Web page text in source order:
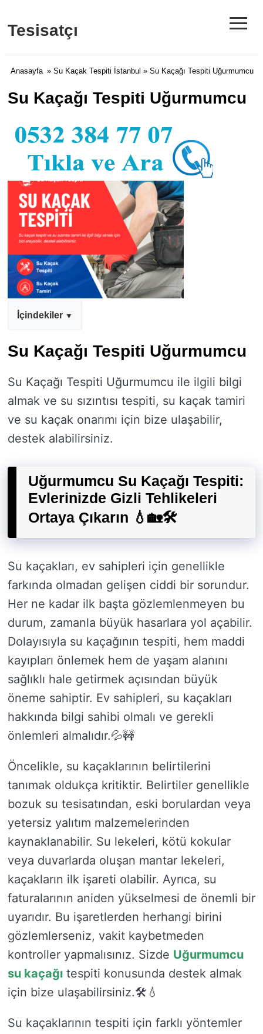
Tesisatçı ≡
Anasayfa » Su Kaçak Tespiti İstanbul » Su Kaçağı Tespiti Uğurmumcu
Su Kaçağı Tespiti Uğurmumcu
İçindekiler
Su Kaçağı Tespiti Uğurmumcu
Su Kaçağı Tespiti Uğurmumcu ile ilgili bilgi
almak ve su sızıntısı tespiti, su kaçak tamiri
ve su kaçak onarımı için bize ulaşabilir,
destek alabilirsiniz.
Uğurmumcu Su Kaçağı Tespiti:
Evlerinizde Gizli Tehlikeleri
Ortaya Çıkarın 💧🏡🛠️
Su kaçakları, ev sahipleri için genellikle
farkında olmadan gelişen ciddi bir sorundur.
Her ne kadar ilk başta gözlemlenmeyen bu
durum, zamanla büyük hasarlara yol açabilir.
Dolayısıyla su kaçağının tespiti, hem maddi
kayıpları önlemek hem de yaşam alanını
sağlıklı hale getirmek açısından büyük
öneme sahiptir. Ev sahipleri, su kaçakları
hakkında bilgi sahibi olmalı ve gerekli
önlemleri almalıdır.💦🚧
Öncelikle, su kaçaklarının belirtilerini
tanımak oldukça kritiktir. Belirtiler genellikle
bozuk su tesisatından, eski borulardan veya
yetersiz yalıtım malzemelerinden
kaynaklanabilir. Su lekeleri, kötü kokular
veya duvarlarda oluşan mantar lekeleri,
kaçakların ilk işareti olabilir. Ayrıca, su
faturalarının aniden yükselmesi de önemli bir
uyarıdır. Bu işaretlerden herhangi birini
gözlemlerseniz, vakit kaybetmeden
kontroller yapmalısınız. Sizde Uğurmumcu
su kaçağı tespiti konusunda destek almak
için bize ulaşabilirsiniz.🛠️💧
Su kaçaklarının tespiti için farklı yöntemler